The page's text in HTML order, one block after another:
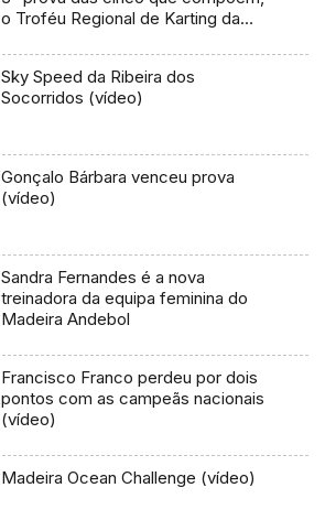
o Troféu Regional de Karting da
Sky Speed da Ribeira dos
Socorridos (vídeo)
Gonçalo Bárbara venceu prova
(vídeo)
Sandra Fernandes é a nova
treinadora da equipa feminina do
Madeira Andebol
Francisco Franco perdeu por dois
pontos com as campeãs nacionais
(vídeo)
Madeira Ocean Challenge (vídeo)